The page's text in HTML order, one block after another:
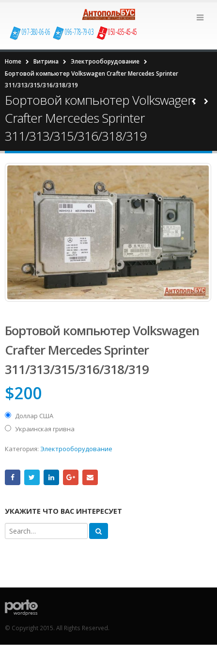
097-380-06-06 096-778-79-03 050-435-45-45
Home Витрина
Электрооборудование
Бортовой компьютер Volkswagen Сrafter Mercedes Sprinter
311/313/315/316/318/319
Бортовой компьютер Volkswagen
Сrafter Mercedes Sprinter
311/313/315/316/318/319
Бортовой компьютер Volkswagen
Сrafter Mercedes Sprinter
311/313/315/316/318/319
$200
Доллар США
Украинская гривна
Категория: Электрооборудование
УКАЖИТЕ ЧТО ВАС ИНТЕРЕСУЕТ
© Copyright 2015. All Rights Reserved.